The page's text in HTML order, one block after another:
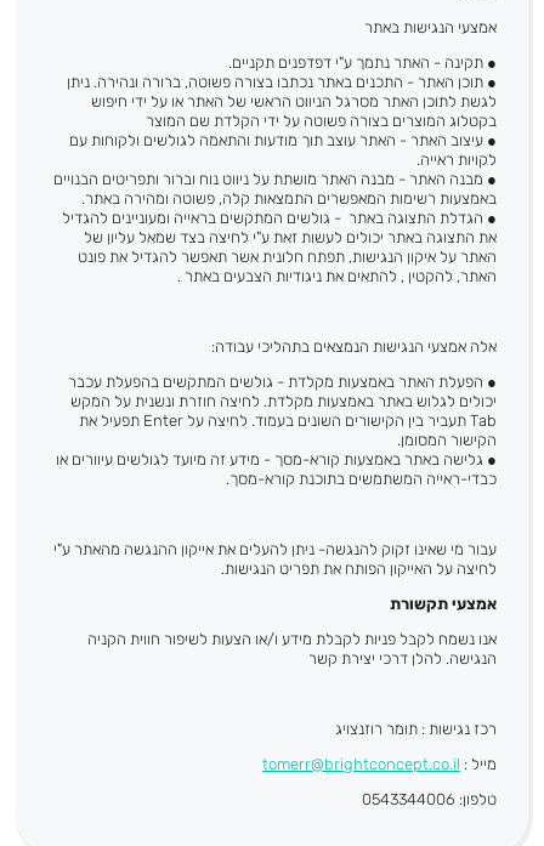
אמצעי הנגישות באתר
● תקינה - האתר נתמך ע"י דפדפנים תקניים.
● תוכן האתר - התכנים באתר נכתבו בצורה פשוטה, ברורה ונהירה. ניתן
לגשת לתוכן האתר מסרגל הניווט הראשי של האתר או על ידי חיפוש
בקטלוג המוצרים בצורה פשוטה על ידי הקלדת שם המוצר
● עיצוב האתר - האתר עוצב תוך מודעות והתאמה לגולשים ולקוחות עם
לקויות ראייה.
● מבנה האתר - מבנה האתר מושתת על ניווט נוח וברור ותפריטים הבנויים
באמצעות רשימות המאפשרים התמצאות קלה, פשוטה ומהירה באתר.
● הגדלת התצוגה באתר - גולשים המתקשים בראייה ומעוניינים להגדיל
את התצוגה באתר יכולים לעשות זאת ע"י לחיצה בצד שמאל עליון של
האתר על איקון הנגישות, תפתח חלונית אשר תאפשר להגדיל את פונט
האתר, להקטין , להתאים את ניגודיות הצבעים באתר .
אלה אמצעי הנגישות הנמצאים בתהליכי עבודה:
● הפעלת האתר באמצעות מקלדת - גולשים המתקשים בהפעלת עכבר
יכולים לגלוש באתר באמצעות מקלדת. לחיצה חוזרת ונשנית על המקש
Tab תעביר בין הקישורים השונים בעמוד. לחיצה על Enter תפעיל את
הקישור המסומן.
● גלישה באתר באמצעות קורא-מסך - מידע זה מיועד לגולשים עיוורים או
כבדי-ראייה המשתמשים בתוכנת קורא-מסך.
עבור מי שאינו זקוק להנגשה- ניתן להעלים את אייקון ההנגשה מהאתר ע"י
לחיצה על האייקון הפותח את תפריט הנגישות.
אמצעי תקשורת
אנו נשמח לקבל פניות לקבלת מידע ו/או הצעות לשיפור חווית הקניה
הנגישה. להלן דרכי יצירת קשר
רכז נגישות : תומר רוזנצויג
מייל : tomerr@brightconcept.co.il
טלפון: 0543344006